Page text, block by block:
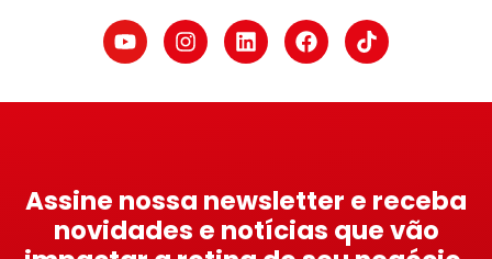
Assine nossa newsletter e receba
novidades e notícias que vão